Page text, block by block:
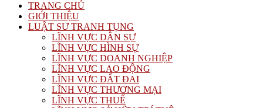
TRANG CHỦ
GIỚI THIỆU
LUẬT SƯ TRANH TỤNG
LĨNH VỰC DÂN SỰ
LĨNH VỰC HÌNH SỰ
LĨNH VỰC DOANH NGHIỆP
LĨNH VỰC LAO ĐỘNG
LĨNH VỰC ĐẤT ĐAI
LĨNH VỰC THƯƠNG MẠI
LĨNH VỰC THUẾ